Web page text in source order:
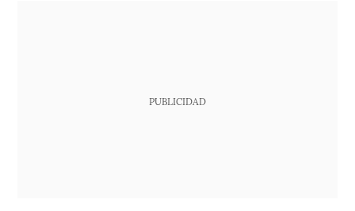
PUBLICIDAD